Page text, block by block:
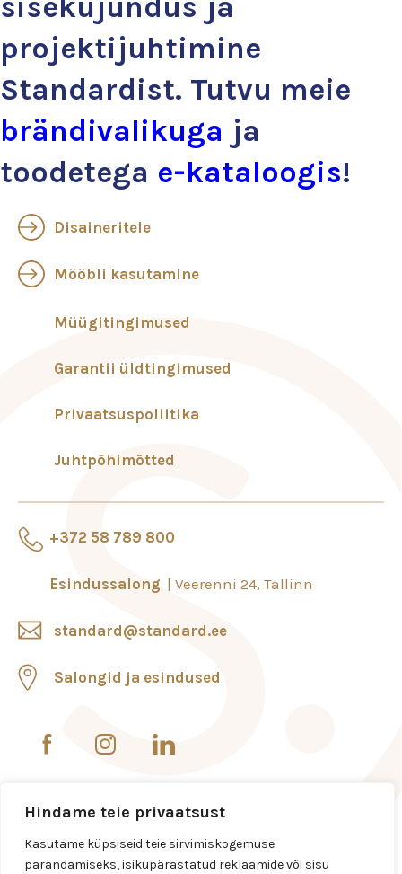
Hindame teie privaatsust
Kasutame küpsiseid teie sirvimiskogemuse
parandamiseks, isikupärastatud reklaamide või sisu
projektijuhtimine
Standardist. Tutvu meie
brändivalikuga ja
toodetega e-kataloogis!
+372 58 789 800
Esindussalong Veerenni 24, Tallinn
standard@standard.ee
Salongid ja esindused
Disaineritele
Mööbli kasutamine
Müügitingimused
Garantii üldtingimused
Privaatsuspoliitika
Juhtpõhimõtted